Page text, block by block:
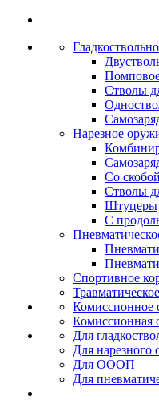
Стволы
Нарезное
Со
Стволы
Штуцеры
С
Спортивное
Комиссионное
Комиссионная
Для
Для нарезного
Для ОООП
Для